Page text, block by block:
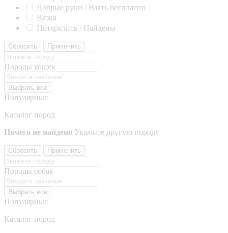
Добрые руки / Взять бесплатно
Вязка
Потерялись / Найдены
Сбросить Применить
Породы кошек
Выбрать все
Популярные
Каталог пород
Ничего не найдено Укажите другую породу
Сбросить Применить
Породы собак
Выбрать все
Популярные
Каталог пород